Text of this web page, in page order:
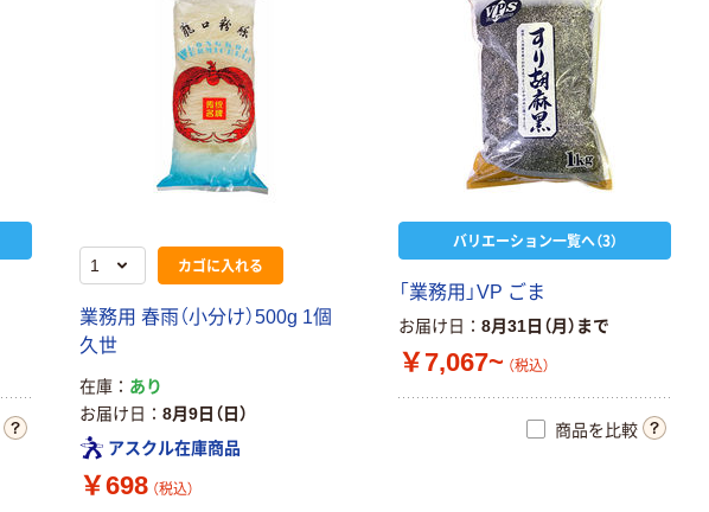
カゴに入れる
業務用 春雨（小分け）500g 1個
久世
在庫
あり
お届け日
8月9日（日）
アスクル在庫商品
￥698 （税込）
バリエーション一覧へ（3）
「業務用」VP ごま
お届け日 8月31日（月）まで
￥7,067~ （税込）
商品を比較
フンドーキン醤
油
カゴへ
マト イタリア産
トマトピューレ
業務用 缶詰
￥689~ （税込）
人気商品
￥9,930~
人気商品